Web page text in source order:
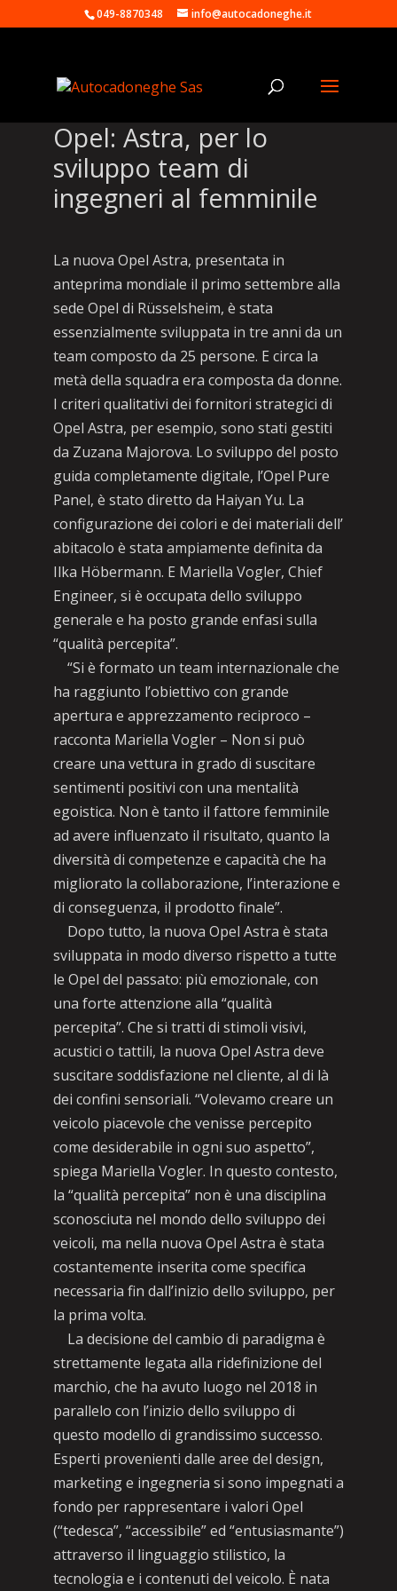
049-8870348 info@autocadoneghe.it
Opel: Astra, per lo
sviluppo team di
ingegneri al femminile
La nuova Opel Astra, presentata in
anteprima mondiale il primo settembre alla
sede Opel di Rüsselsheim, è stata
essenzialmente sviluppata in tre anni da un
team composto da 25 persone. E circa la
metà della squadra era composta da donne.
I criteri qualitativi dei fornitori strategici di
Opel Astra, per esempio, sono stati gestiti
da Zuzana Majorova. Lo sviluppo del posto
guida completamente digitale, l’Opel Pure
Panel, è stato diretto da Haiyan Yu. La
configurazione dei colori e dei materiali dell’
abitacolo è stata ampiamente definita da
Ilka Höbermann. E Mariella Vogler, Chief
Engineer, si è occupata dello sviluppo
generale e ha posto grande enfasi sulla
“qualità percepita”.
“Si è formato un team internazionale che
ha raggiunto l’obiettivo con grande
apertura e apprezzamento reciproco –
racconta Mariella Vogler – Non si può
creare una vettura in grado di suscitare
sentimenti positivi con una mentalità
egoistica. Non è tanto il fattore femminile
ad avere influenzato il risultato, quanto la
diversità di competenze e capacità che ha
migliorato la collaborazione, l’interazione e
di conseguenza, il prodotto finale”.
Dopo tutto, la nuova Opel Astra è stata
sviluppata in modo diverso rispetto a tutte
le Opel del passato: più emozionale, con
una forte attenzione alla “qualità
percepita”. Che si tratti di stimoli visivi,
acustici o tattili, la nuova Opel Astra deve
suscitare soddisfazione nel cliente, al di là
dei confini sensoriali. “Volevamo creare un
veicolo piacevole che venisse percepito
come desiderabile in ogni suo aspetto”,
spiega Mariella Vogler. In questo contesto,
la “qualità percepita” non è una disciplina
sconosciuta nel mondo dello sviluppo dei
veicoli, ma nella nuova Opel Astra è stata
costantemente inserita come specifica
necessaria fin dall’inizio dello sviluppo, per
la prima volta.
La decisione del cambio di paradigma è
strettamente legata alla ridefinizione del
marchio, che ha avuto luogo nel 2018 in
parallelo con l’inizio dello sviluppo di
questo modello di grandissimo successo.
Esperti provenienti dalle aree del design,
marketing e ingegneria si sono impegnati a
fondo per rappresentare i valori Opel
(“tedesca”, “accessibile” ed “entusiasmante”)
attraverso il linguaggio stilistico, la
tecnologia e i contenuti del veicolo. È nata